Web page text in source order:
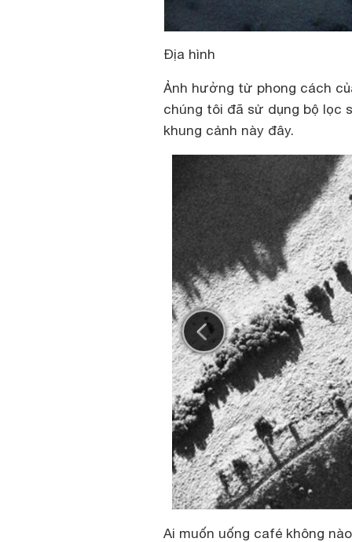
Địa hình
Ảnh hưởng từ phong cách
chúng tôi đã sử dụng bộ lọc
khung cảnh này đây.
Ai muốn uống café không